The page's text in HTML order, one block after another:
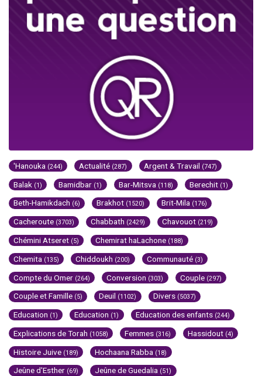
'Hanouka (244) Actualité (287) Argent & Travail (747)
Balak (1) Bamidbar (1) Bar-Mitsva (118) Berechit (1)
Beth-Hamikdach (6) Brakhot (1520) Brit-Mila (176)
Cacheroute (3703) Chabbath (2429) Chavouot (219)
Chémini Atseret (5) Chemirat haLachone (188)
Chemita (135) Chiddoukh (200) Communauté (3)
Compte du Omer (264) Conversion (303) Couple (297)
Couple et Famille (5) Deuil (1102) Divers (5037)
Education (1) Education (1) Education des enfants (244)
Explications de Torah (1058) Femmes (316) Hassidout (4)
Histoire Juive (189) Hochaana Rabba (18)
Jeûne d'Esther (69) Jeûne de Guedalia (51)